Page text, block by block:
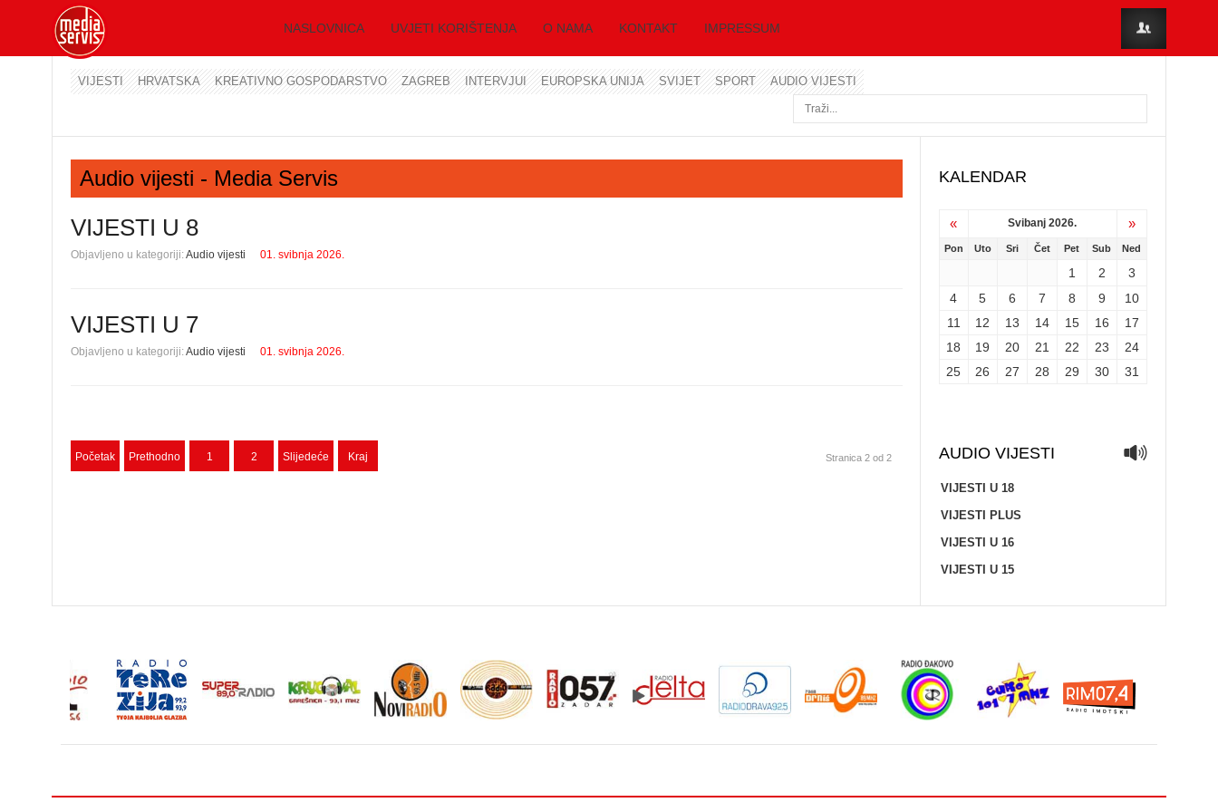
NASLOVNICA UVJETI KORIŠTENJA O NAMA KONTAKT IMPRESSUM
VIJESTI HRVATSKA KREATIVNO GOSPODARSTVO ZAGREB INTERVJUI EUROPSKA UNIJA SVIJET SPORT AUDIO VIJESTI
Audio vijesti - Media Servis
VIJESTI U 8
Objavljeno u kategoriji:Audio vijesti 01. svibnja 2026.
VIJESTI U 7
Objavljeno u kategoriji:Audio vijesti 01. svibnja 2026.
Početak Prethodno 1 2 Slijedeće Kraj Stranica 2 od 2
KALENDAR
« Svibanj 2026. »
Pon Uto Sri Čet Pet Sub Ned
1 2
3
4
5 6 7 8 9
10
11
12 13 14 15 16
17
18
19 20 21 22 23
24
25
26 27 28 29 30 31
AUDIO VIJESTI
VIJESTI U 18
VIJESTI PLUS
VIJESTI U 16
VIJESTI U 15